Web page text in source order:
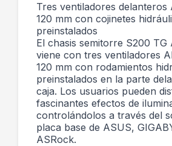
Tres ventiladores delanteros
120 mm con cojinetes
preinstalados
El chasis semitorre S200 TG
viene con tres ventiladores
120 mm con rodamientos
preinstalados en la parte
caja. Los usuarios pueden
fascinantes efectos de
controlándolos a través del
placa base de ASUS,
ASRock.